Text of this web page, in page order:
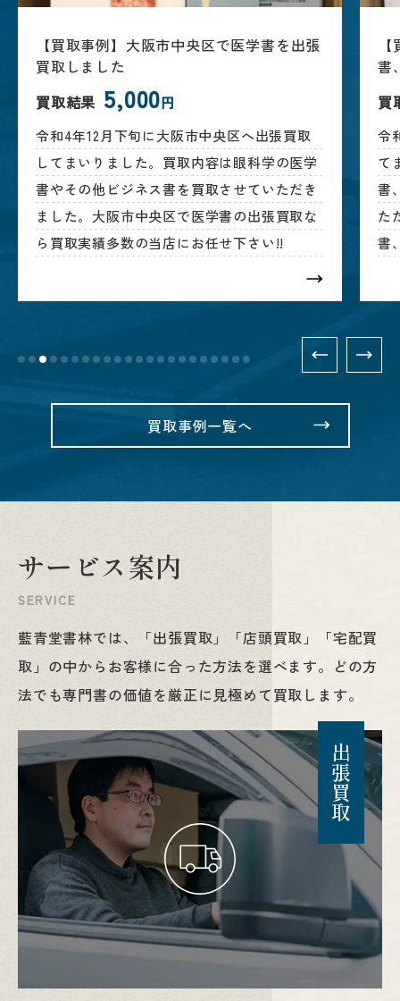
【買取事例】大阪市中央区で医学書を出張
買取しました
買取結果 5,000円
令和4年12月下旬に大阪市中央区へ出張買取
してまいりました。買取内容は眼科学の医学
書やその他ビジネス書を買取させていただき
ました。大阪市中央区で医学書の出張買取な
ら買取実績多数の当店にお任せ下さい!!
書
買
令
て
書
た
書
買取事例一覧へ
サー ビス案内
SERVICE
藍青堂書林では、「出張買取」「店頭買取」「宅配買
取」の中から お客様に合った方法を選べます。 どの方
法でも専門書の価値を厳正に見極めて買取します。
出張買取